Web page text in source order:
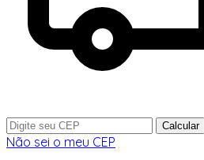
Calcular
Não sei o meu CEP